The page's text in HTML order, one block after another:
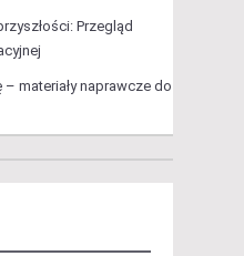
Przegląd
materiały naprawcze do